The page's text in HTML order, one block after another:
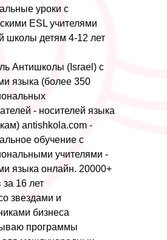
уроки с
ESL учителями
школы детям 4-12 лет
Антишколы (Israel) с
языка (более 350
- носителей языка
antishkola.com -
обучение с
учителями -
языка онлайн. 20000+
за 16 лет
звездами и
бизнеса
программы